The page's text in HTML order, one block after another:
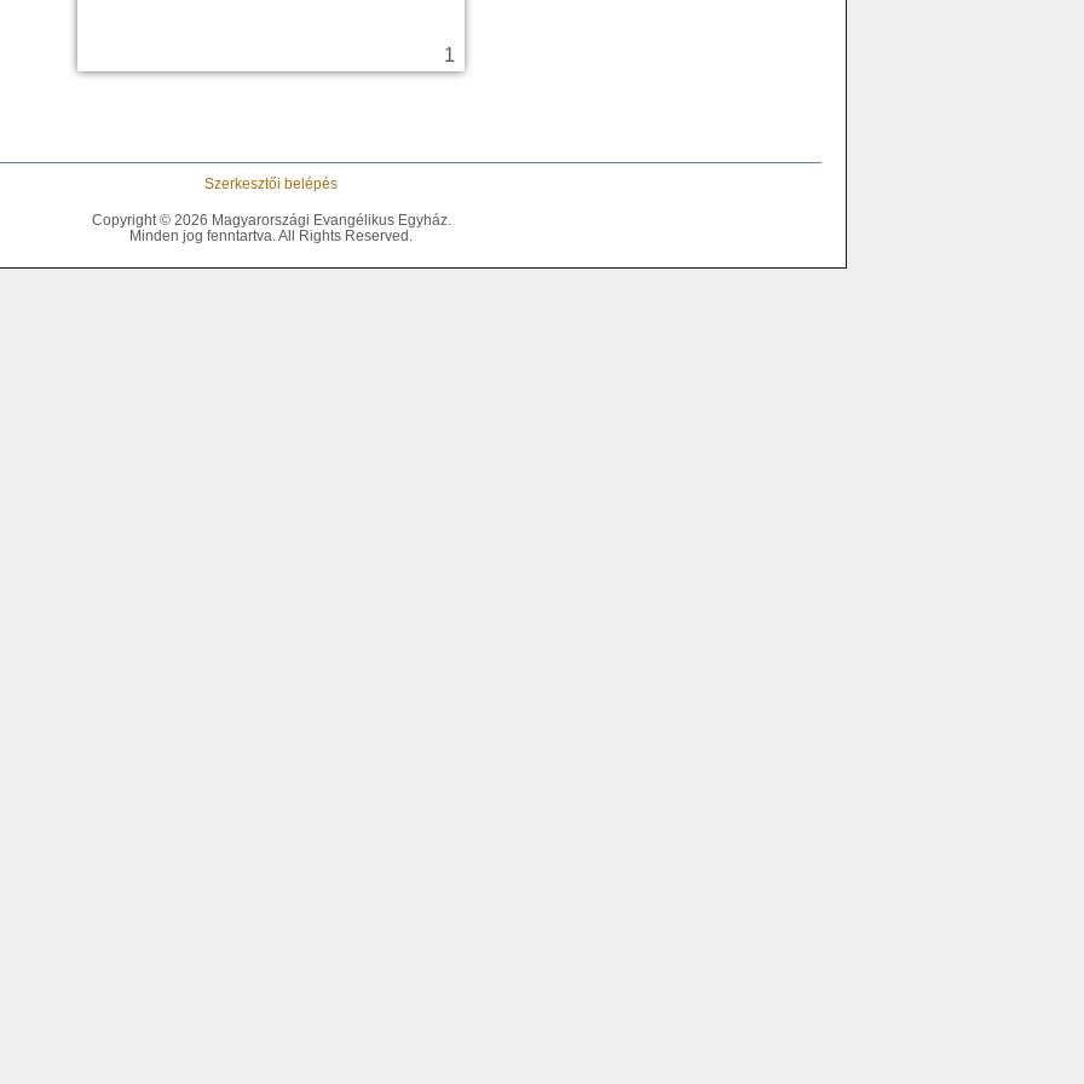
Szerkesztői belépés
Copyright © 2026 Magyarországi Evangélikus Egyház.
Minden jog fenntartva. All Rights Reserved.